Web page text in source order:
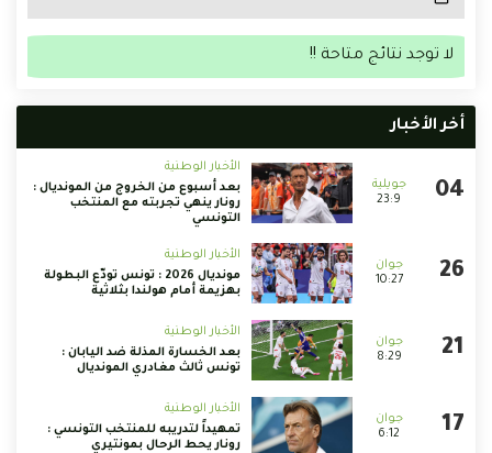
لا توجد نتائج متاحة !!
أخر الأخبار
23:9
الأخبار الوطنية
بعد أسبوع من الخروج من المونديال :
رونار ينهي تجربته مع المنتخب
التونسي
10:27
الأخبار الوطنية
مونديال 2026 : تونس تودّع البطولة
بهزيمة أمام هولندا بثلاثية
8:29
الأخبار الوطنية
بعد الخسارة المذلة ضد اليابان :
تونس ثالث مغادري المونديال
6:12
الأخبار الوطنية
تمهيداً لتدريبه للمنتخب التونسي :
رونار يحط الرحال بمونتيري